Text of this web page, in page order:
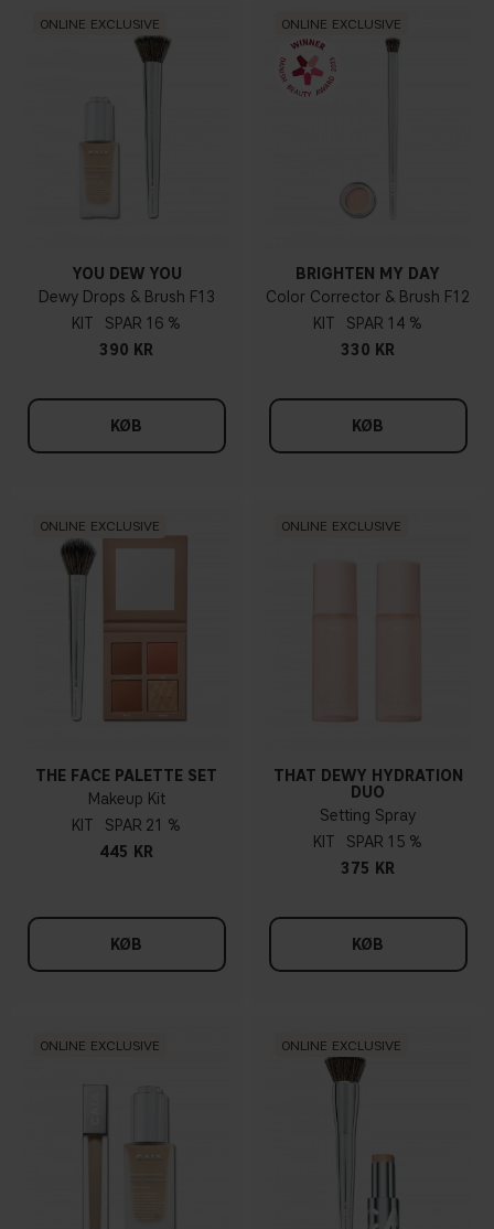
ONLINE EXCLUSIVE
YOU DEW YOU
Dewy Drops & Brush F13
KIT
16 %
390 KR
KØB
ONLINE EXCLUSIVE
BRIGHTEN MY DAY
Color Corrector & Brush F12
KIT
14 %
330 KR
KØB
ONLINE EXCLUSIVE
THE FACE PALETTE SET
Makeup Kit
KIT
21 %
445 KR
KØB
ONLINE EXCLUSIVE
THAT DEWY HYDRATION
DUO
Setting Spray
KIT
15 %
375 KR
KØB
ONLINE EXCLUSIVE ONLINE EXCLUSIVE